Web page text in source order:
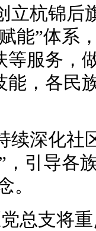
立杭锦后
能”体系
等服务，
能，各民
续深化社
，引导各
。
总支将